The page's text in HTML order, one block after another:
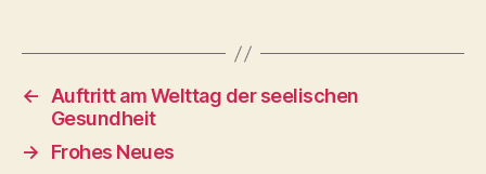
← Auftritt am Welttag der seelischen
Gesundheit
→
Frohes Neues